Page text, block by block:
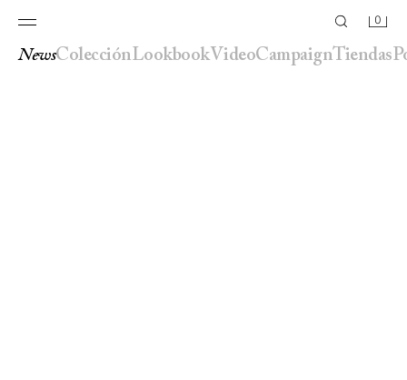
0
news colección lookbook video campaign tiendas